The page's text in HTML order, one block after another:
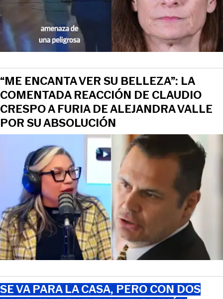
“ME ENCANTA VER SU BELLEZA”: LA
COMENTADA REACCIÓN DE CLAUDIO
CRESPO A FURIA DE ALEJANDRA VALLE
POR SU ABSOLUCIÓN
SE VA PARA LA CASA, PERO CON DOS